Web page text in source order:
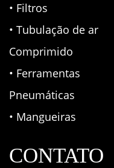
• Filtros
• Tubulação de ar
Comprimido
• Ferramentas
Pneumáticas
• Mangueiras
CONTATO